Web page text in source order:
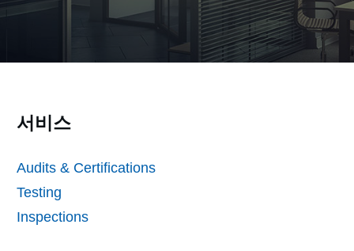
서비스
Audits & Certifications
Testing
Inspections